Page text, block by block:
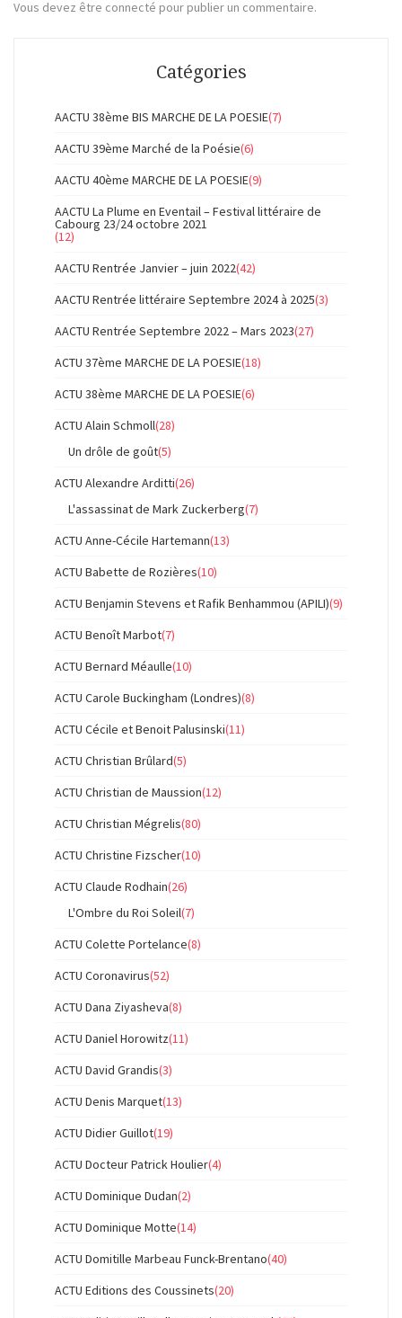
Vous devez être connecté pour publier un commentaire.
Catégories
AACTU 38ème BIS MARCHE DE LA POESIE(7)
AACTU 39ème Marché de la Poésie(6)
AACTU 40ème MARCHE DE LA POESIE(9)
AACTU La Plume en Eventail – Festival littéraire de
Cabourg 23/24 octobre 2021
(12)
AACTU Rentrée Janvier – juin 2022(42)
AACTU Rentrée littéraire Septembre 2024 à 2025(3)
AACTU Rentrée Septembre 2022 – Mars 2023(27)
ACTU 37ème MARCHE DE LA POESIE(18)
ACTU 38ème MARCHE DE LA POESIE(6)
ACTU Alain Schmoll(28)
Un drôle de goût(5)
ACTU Alexandre Arditti(26)
L'assassinat de Mark Zuckerberg(7)
ACTU Anne-Cécile Hartemann(13)
ACTU Babette de Rozières(10)
ACTU Benjamin Stevens et Rafik Benhammou (APILI)(9)
ACTU Benoît Marbot(7)
ACTU Bernard Méaulle(10)
ACTU Carole Buckingham (Londres)(8)
ACTU Cécile et Benoit Palusinski(11)
ACTU Christian Brûlard(5)
ACTU Christian de Maussion(12)
ACTU Christian Mégrelis(80)
ACTU Christine Fizscher(10)
ACTU Claude Rodhain(26)
L'Ombre du Roi Soleil(7)
ACTU Colette Portelance(8)
ACTU Coronavirus(52)
ACTU Dana Ziyasheva(8)
ACTU Daniel Horowitz(11)
ACTU David Grandis(3)
ACTU Denis Marquet(13)
ACTU Didier Guillot(19)
ACTU Docteur Patrick Houlier(4)
ACTU Dominique Dudan(2)
ACTU Dominique Motte(14)
ACTU Domitille Marbeau Funck-Brentano(40)
ACTU Editions des Coussinets(20)